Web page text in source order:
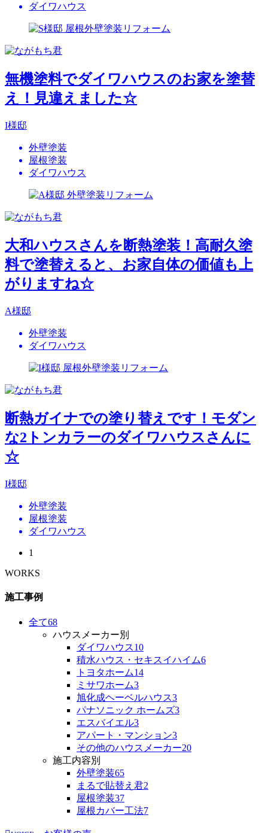
ダイワハウス
無機塗料でダイワハウスのお家を塗替
え！見違えました☆
I様邸
外壁塗装
屋根塗装
ダイワハウス
大和ハウスさんを断熱塗装！高耐久塗
料で塗替えると、お家自体の価値も上
がりますね☆
A様邸
外壁塗装
ダイワハウス
断熱ガイナでの塗り替えです！モダン
な2トンカラーのダイワハウスさんに
☆
I様邸
外壁塗装
屋根塗装
ダイワハウス
1
WORKS
施工事例
全て68
ハウスメーカー別
ダイワハウス10
積水ハウス・セキスイハイム6
トヨタホーム14
ミサワホーム3
旭化成ヘーベルハウス3
パナソニック ホームズ3
エスバイエル3
アパート・マンション3
その他のハウスメーカー20
施工内容別
外壁塗装65
まるで貼替え君2
屋根塗装37
屋根カバー工法7